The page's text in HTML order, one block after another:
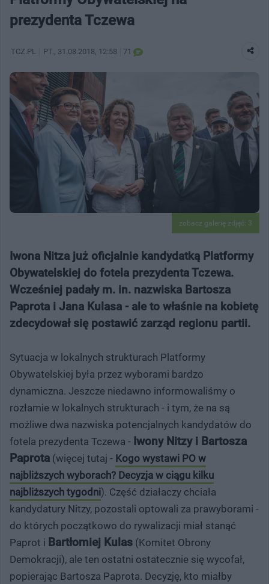
prezydenta Tczewa
TCZ.PL PT. , 31.08.2018, 12:58 71
zobacz galerię zdjęć: 3
Iwona Nitza już oficjalnie kandydatką Platformy
Obywatelskiej do fotela prezydenta Tczewa.
Wcześniej padały m. in. nazwiska Bartosza
Paprota i Jana Kulasa - ale to właśnie na kobietę
zdecydował się postawić zarząd regionu partii.
Sytuacja w lokalnych strukturach Platformy
Obywatelskiej była przez wyborami bardzo
dynamiczna. Jeszcze niedawno informowaliśmy o
rozłamie w lokalnych strukturach - i tym, że na są
możliwe dwa nazwiska potencjalnych kandydatów do
fotela prezydenta Tczewa - Iwony Nitzy i Bartosza
Paprota (więcej tutaj - Kogo wystawi PO w
najbliższych wyborach? Decyzja w ciągu kilku
najbliższych tygodni). Część działaczy chciała
kandydatury Nitzy, pozostali optowali za prawyborami -
do których początkowo do rywalizacji miał stanąć
Paprot i Bartłomiej Kulas (Komitet Obrony
Demokracji), ale ten ostatni ostatecznie się wycofał,
popierając Bartosza Paprota. Decyzję, kto miałby